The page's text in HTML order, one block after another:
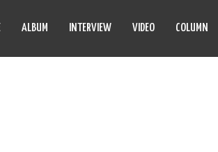
ALBUM INTERVIEW VIDEO COLUMN